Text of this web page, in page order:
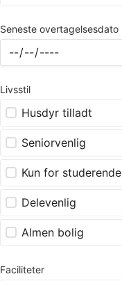
Seneste overtagelsesdato
Livsstil
Husdyr tilladt
Seniorvenlig
Kun for studerende
Delevenlig
Almen bolig
Faciliteter